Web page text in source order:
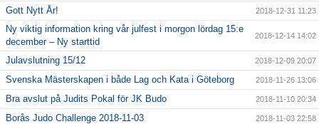
Gott Nytt År! 2018-12-31 11:23
Ny viktig information kring vår julfest i morgon lördag 15:e
december – Ny starttid
2018-12-14 14:02
Julavslutning 15/12 2018-12-09 20:07
Svenska Mästerskapen i både Lag och Kata i Göteborg 2018-11-26 13:06
Bra avslut på Judits Pokal för JK Budo 2018-11-10 20:34
Borås Judo Challenge 2018-11-03 2018-11-03 22:58